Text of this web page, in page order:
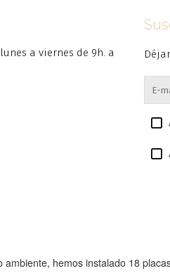
a viernes de 9h. a
ambiente, hemos instalado 18